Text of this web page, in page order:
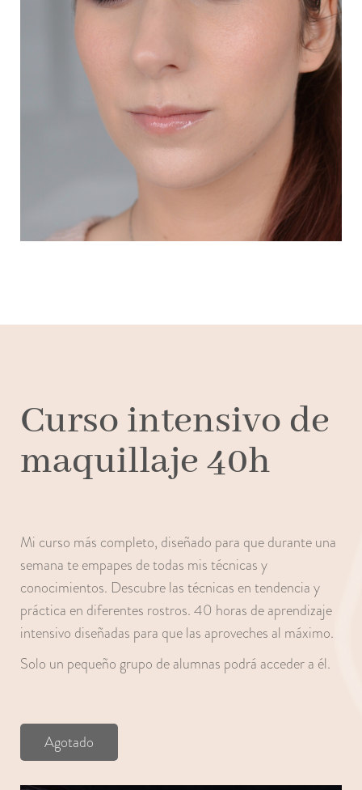
Curso intensivo de
maquillaje 40h
Mi curso más completo, diseñado para que durante una
semana te empapes de todas mis técnicas y
conocimientos. Descubre las técnicas en tendencia y
práctica en diferentes rostros. 40 horas de aprendizaje
intensivo diseñadas para que las aproveches al máximo.
Solo un pequeño grupo de alumnas podrá acceder a él.
Agotado